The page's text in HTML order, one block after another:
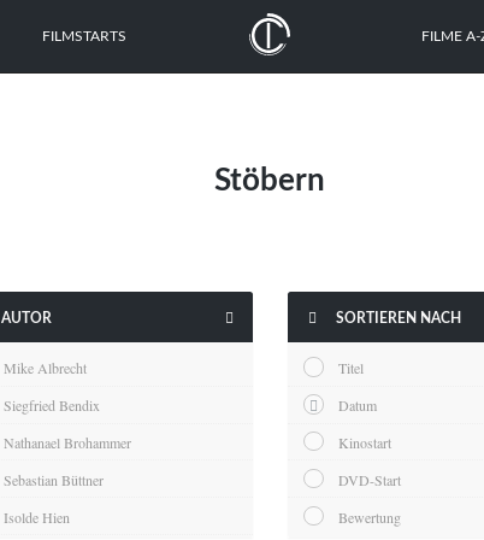
FILMSTARTS FILME A-
Stöbern
AUTOR 
Mike Albrecht
Siegfried Bendix
Nathanael Brohammer
Sebastian Büttner
Isolde Hien
 SORTIEREN NACH
Titel
Datum
Kinostart
DVD-Start
Bewertung